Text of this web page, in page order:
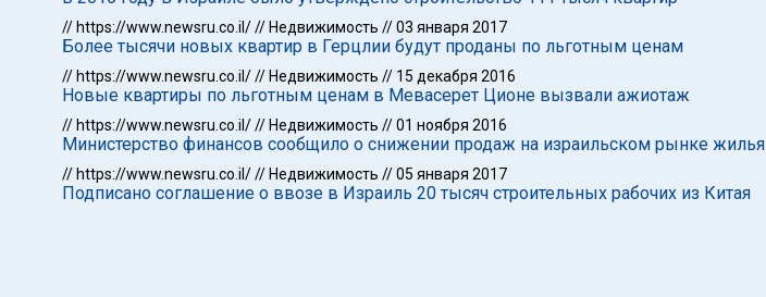
// https://www.newsru.co.il/// Недвижимость //03 января 2017
Более тысячи новых квартир в Герцлии будут проданы по льготным ценам
// https://www.newsru.co.il/// Недвижимость // 15 декабря 2016
Новые квартиры по льготным ценам в Мевасерет Ционе вызвали ажиотаж
// https://www.newsru.co.il/// Недвижимость //01 ноября 2016
Министерство финансов сообщило о снижении продаж на израильском рынке жилья
// https://www.newsru.co.il/// Недвижимость //05 января 2017
Подписано соглашение о ввозе в Израиль 20 тысяч строительных рабочих из Китая